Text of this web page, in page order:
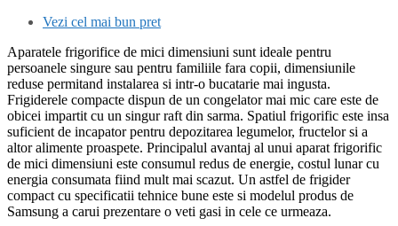
Vezi cel mai bun pret
Aparatele frigorifice de mici dimensiuni sunt ideale pentru
persoanele singure sau pentru familiile fara copii, dimensiunile
reduse permitand instalarea si intr-o bucatarie mai ingusta.
Frigiderele compacte dispun de un congelator mai mic care este de
obicei impartit cu un singur raft din sarma. Spatiul frigorific este insa
suficient de incapator pentru depozitarea legumelor, fructelor si a
altor alimente proaspete. Principalul avantaj al unui aparat frigorific
de mici dimensiuni este consumul redus de energie, costul lunar cu
energia consumata fiind mult mai scazut. Un astfel de frigider
compact cu specificatii tehnice bune este si modelul produs de
Samsung a carui prezentare o veti gasi in cele ce urmeaza.